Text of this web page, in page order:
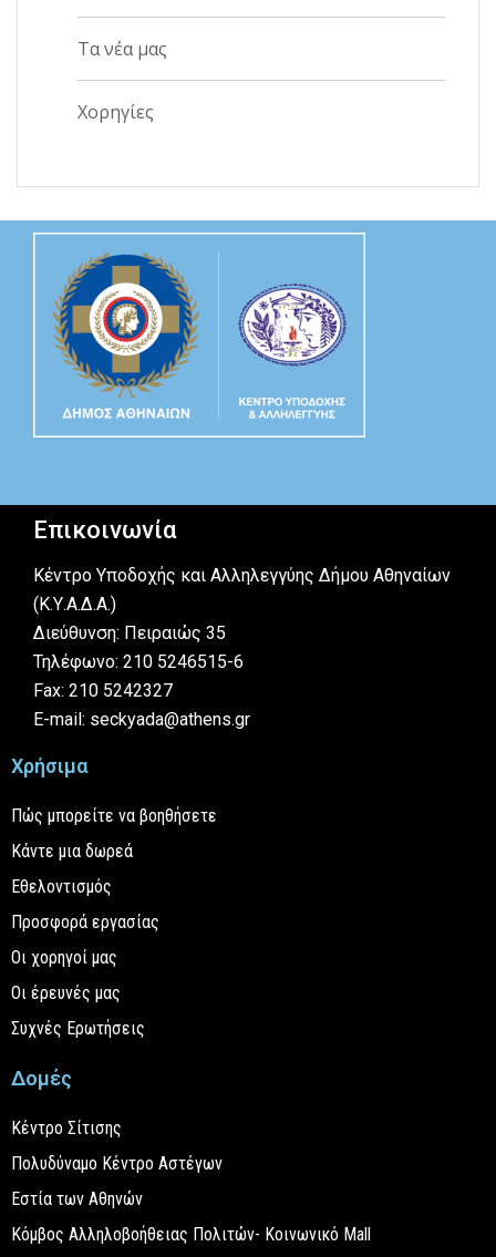
Τα νέα μας
Χορηγίες
Επικοινωνία
Κέντρο Υποδοχής και Αλληλεγγύης Δήμου Αθηναίων
(Κ.Υ.Α.Δ.Α.)
Διεύθυνση: Πειραιώς 35
Τηλέφωνο: 210 5246515-6
Fax: 210 5242327
E-mail: seckyada@athens.gr
Χρήσιμα
Πώς μπορείτε να βοηθήσετε
Κάντε μια δωρεά
Εθελοντισμός
Προσφορά εργασίας
Οι χορηγοί μας
Οι έρευνές μας
Συχνές Ερωτήσεις
Δομές
Κέντρο Σίτισης
Πολυδύναμο Κέντρο Αστέγων
Εστία των Αθηνών
Κόμβος Αλληλοβοήθειας Πολιτών- Κοινωνικό Mall